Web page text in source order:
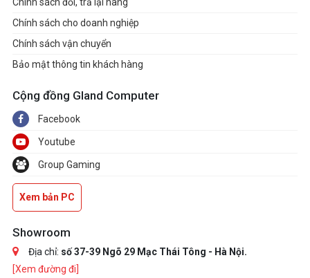
Chính sách cho doanh nghiệp
Chính sách vận chuyển
Bảo mật thông tin khách hàng
Cộng đồng Gland Computer
Facebook
Youtube
Group Gaming
Xem bản PC
Showroom
Địa chỉ: số 37-39 Ngõ 29 Mạc Thái Tông - Hà Nội.
[Xem đường đi]